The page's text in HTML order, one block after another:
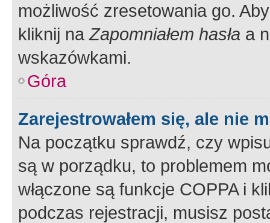
możliwość zresetowania go.
kliknij naZapomniałem hasła a
wskazówkami.
Góra
Zarejestrowałem się, ale nie
Na początku sprawdź, czy
są w porządku, to problemem
włączone są funkcje COPPA i
podczas rejestracji, musisz